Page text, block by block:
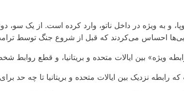
و به ویژه در داخل ناتو، وارد کرده است. از یک سو،